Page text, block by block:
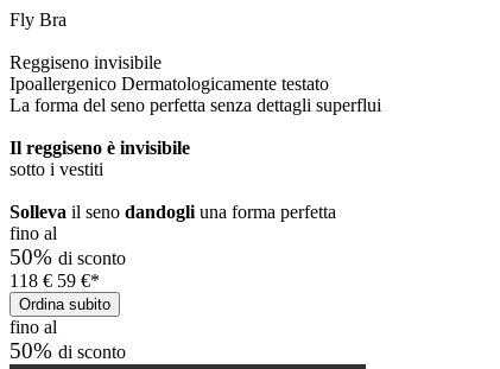
Fly Bra
Reggiseno invisibile
Ipoallergenico Dermatologicamente testato
La forma del seno perfetta senza dettagli superflui
Il reggiseno è invisibile
sotto i vestiti
Solleva il seno dandogli una forma perfetta
fino al
50% di sconto
118 € 59 €*
Ordina subito
fino al
50% di sconto